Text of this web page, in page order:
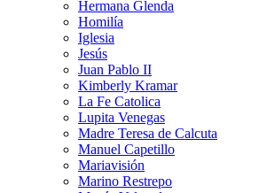
Hermana Glenda
Homilía
Iglesia
Jesús
Juan Pablo II
Kimberly Kramar
La Fe Catolica
Lupita Venegas
Madre Teresa de Calcuta
Manuel Capetillo
Mariavisión
Marino Restrepo